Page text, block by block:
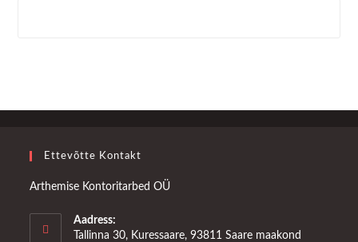
Ettevõtte Kontakt
Arthemise Kontoritarbed OÜ
Aadress:
Tallinna 30, Kuressaare, 93811 Saare maakond